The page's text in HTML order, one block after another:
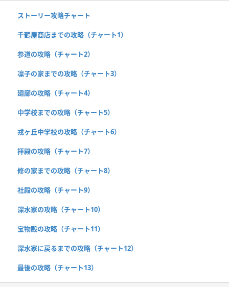
ストーリー攻略チャート
千鶴屋商店までの攻略（チャート1）
参道の攻略（チャート2）
凛子の家までの攻略（チャート3）
廻廊の攻略（チャート4）
中学校までの攻略（チャート5）
戎ヶ丘中学校の攻略（チャート6）
拝殿の攻略（チャート7）
修の家までの攻略（チャート8）
社殿の攻略（チャート9）
深水家の攻略（チャート10）
宝物殿の攻略（チャート11）
深水家に戻るまでの攻略（チャート12）
最後の攻略（チャート13）